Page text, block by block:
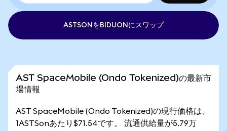
ASTSONをBIDUONにスワップ
AST SpaceMobile (Ondo Tokenized)の最新市
場情報
AST SpaceMobile (Ondo Tokenized)の現行価格は、
1ASTSonあたり$71.54です。 流通供給量が5.79万